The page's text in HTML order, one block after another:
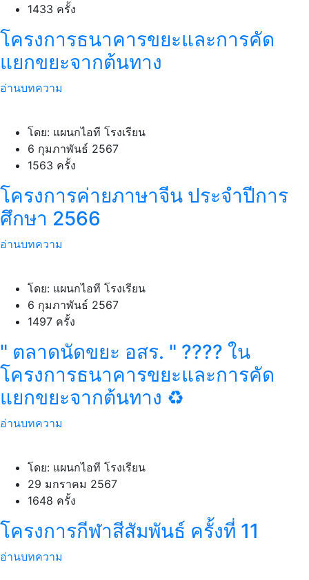
1433 ครั้ง
โครงการธนาคารขยะและการคัด
แยกขยะจากต้นทาง
อ่านบทความ
โดย: แผนกไอที โรงเรียน
6 กุมภาพันธ์ 2567
1563 ครั้ง
โครงการค่ายภาษาจีน ประจำปีการ
ศึกษา 2566
อ่านบทความ
โดย: แผนกไอที โรงเรียน
6 กุมภาพันธ์ 2567
1497 ครั้ง
" ตลาดนัดขยะ อสร. " ???? ใน
โครงการธนาคารขยะและการคัด
แยกขยะจากต้นทาง ♻️
อ่านบทความ
โดย: แผนกไอที โรงเรียน
29 มกราคม 2567
1648 ครั้ง
โครงการกีฬาสีสัมพันธ์ ครั้งที่ 11
อ่านบทความ